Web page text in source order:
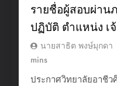
รายชื่อผู้สอบผ่า
ปฏิบัติ ตำแหน่ง
นายสาธิต พงษ์มุกดา
mins
ประกาศวิทยาลัยอาชีว